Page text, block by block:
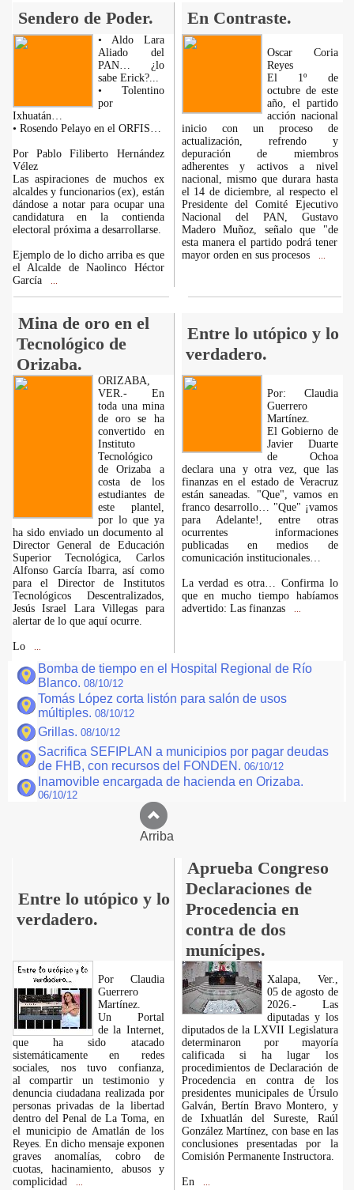
Sendero de Poder. En Contraste.
• Aldo Lara
Aliado del
PAN… ¿lo
sabe Erick?...
• Tolentino
por
Ixhuatán…
• Rosendo Pelayo en el ORFIS…
Por Pablo Filiberto Hernández
Vélez
Las aspiraciones de muchos ex
alcaldes y funcionarios (ex), están
dándose a notar para ocupar una
candidatura en la contienda
electoral próxima a desarrollarse.
Ejemplo de lo dicho arriba es que
el Alcalde de Naolinco Héctor
García
Oscar Coria
Reyes
El 1º de
octubre de este
año, el partido
acción nacional
inicio con un proceso de
actualización, refrendo y
depuración de miembros
adherentes y activos a nivel
nacional, mismo que durara hasta
el 14 de diciembre, al respecto el
Presidente del Comité Ejecutivo
Nacional del PAN, Gustavo
Madero Muñoz, señalo que "de
esta manera el partido podrá tener
mayor orden en sus procesos
Mina de oro en el
Tecnológico de
Orizaba.
Entre lo utópico y lo
verdadero.
ORIZABA,
VER.- En
toda una mina
de oro se ha
convertido en
Instituto
Tecnológico
de Orizaba a
costa de los
estudiantes de
este plantel,
por lo que ya
ha sido enviado un documento al
Director General de Educación
Superior Tecnológica, Carlos
Alfonso García Ibarra, así como
para el Director de Institutos
Tecnológicos Descentralizados,
Jesús Israel Lara Villegas para
alertar de lo que aquí ocurre.
Lo
Por: Claudia
Guerrero
Martínez.
El Gobierno de
Javier Duarte
de Ochoa
declara una y otra vez, que las
finanzas en el estado de Veracruz
están saneadas. "Que", vamos en
franco desarrollo… "Que" ¡vamos
para Adelante!, entre otras
ocurrentes informaciones
publicadas en medios de
comunicación institucionales…
La verdad es otra… Confirma lo
que en mucho tiempo habíamos
advertido: Las finanzas
Bomba de tiempo en el Hospital Regional de Río
Blanco. 08/10/12
Tomás López corta listón para salón de usos
múltiples. 08/10/12
Grillas. 08/10/12
Sacrifica SEFIPLAN a municipios por pagar deudas
de FHB, con recursos del FONDEN. 06/10/12
Inamovible encargada de hacienda en Orizaba.
06/10/12
Arriba
Entre lo utópico y lo
verdadero.
Aprueba Congreso
Declaraciones de
Procedencia en
contra de dos
munícipes.
Por Claudia
Guerrero
Martínez.
​Un Portal
de la Internet,
que ha sido atacado
sistemáticamente en redes
sociales, nos tuvo confianza,
al compartir un testimonio y
denuncia ciudadana realizada por
personas privadas de la libertad
dentro del Penal de La Toma, en
el municipio de Amatlán de los
Reyes. En dicho mensaje exponen
graves anomalías, cobro de
cuotas, hacinamiento, abusos y
complicidad
Xalapa, Ver.,
05 de agosto de
2026.- Las
diputadas y los
diputados de la LXVII Legislatura
determinaron por mayoría
calificada si ha lugar los
procedimientos de Declaración de
Procedencia en contra de los
presidentes municipales de Úrsulo
Galván, Bertín Bravo Montero, y
de Ixhuatlán del Sureste, Raúl
González Martínez, con base en las
conclusiones presentadas por la
Comisión Permanente Instructora.
En